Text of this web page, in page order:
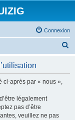
Connexion
ci-après par « nous »,
légalement
pas d’être
veuillez ne pas